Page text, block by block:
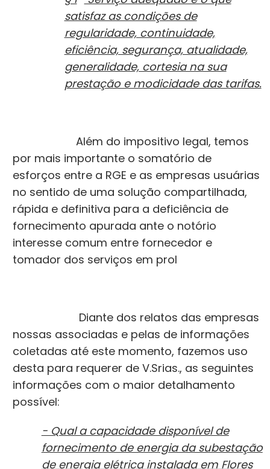
satisfaz as condições de
regularidade, continuidade,
eficiência, segurança, atualidade,
generalidade, cortesia na sua
prestação e modicidade das tarifas.
Além do impositivo legal, temos
por mais importante o somatório de
esforços entre a RGE e as empresas usuárias
no sentido de uma solução compartilhada,
rápida e definitiva para a deficiência de
fornecimento apurada ante o notório
interesse comum entre fornecedor e
tomador dos serviços em prol
Diante dos relatos das empresas
nossas associadas e pelas de informações
coletadas até este momento, fazemos uso
desta para requerer de V.Srias., as seguintes
informações com o maior detalhamento
possível:
- Qual a capacidade disponível de
fornecimento de energia da subestação
de energia elétrica instalada em Flores